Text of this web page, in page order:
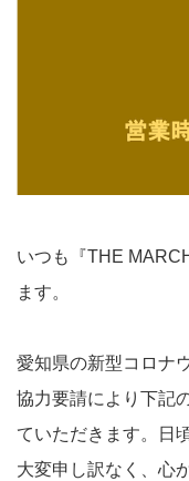
いつも『THE
ます。
愛知県の新型コロナ
協力要請により下記
ていただきます。日
大変申し訳なく、心